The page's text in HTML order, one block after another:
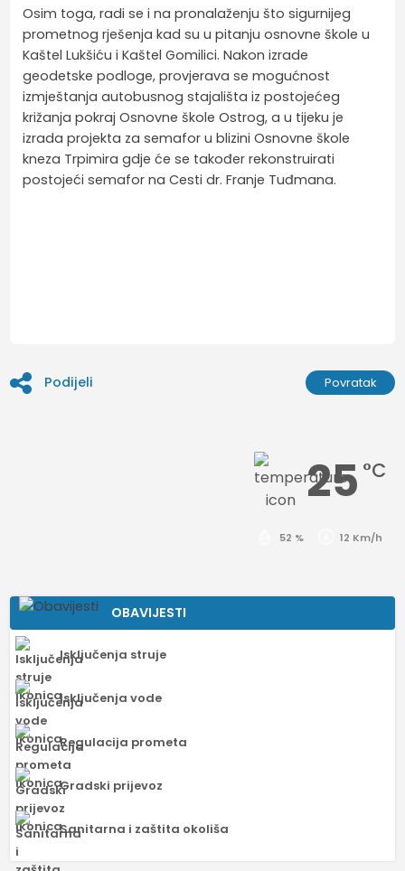
Osim toga, radi se i na pronalaženju što sigurnijeg
prometnog rješenja kad su u pitanju osnovne škole u
Kaštel Lukšiću i Kaštel Gomilici. Nakon izrade
geodetske podloge, provjerava se mogućnost
izmještanja autobusnog stajališta iz postojećeg
križanja pokraj Osnovne škole Ostrog, a u tijeku je
izrada projekta za semafor u blizini Osnovne škole
kneza Trpimira gdje će se također rekonstruirati
postojeći semafor na Cesti dr. Franje Tuđmana.
Podijeli Povratak
25 °C
52 % 12 Km/h
OBAVIJESTI
Isključenja struje
Isključenja vode
Regulacija prometa
Gradski prijevoz
Sanitarna i zaštita okoliša